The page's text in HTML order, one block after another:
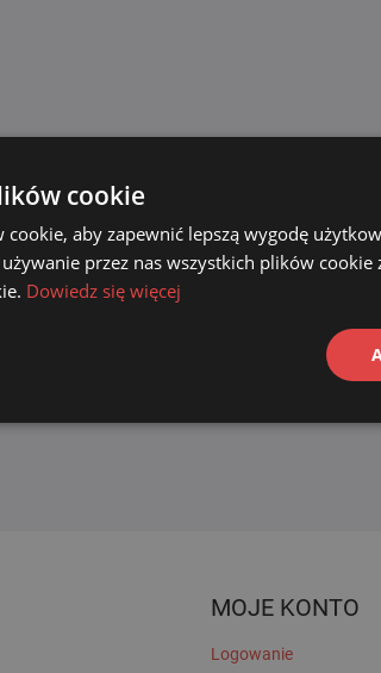
MOJE KONTO
Logowanie
cookie
aby zapewnić lepszą wygodę
przez nas wszystkich plików
Dowiedz się więcej